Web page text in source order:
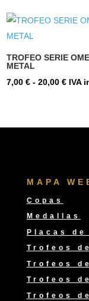
TROFEO SERIE
METAL
7,00€ - 20,00€ IVA
MAPA
Copas
Medallas
Placas de
Trofeos
Trofeos
Trofeos
Trofeos